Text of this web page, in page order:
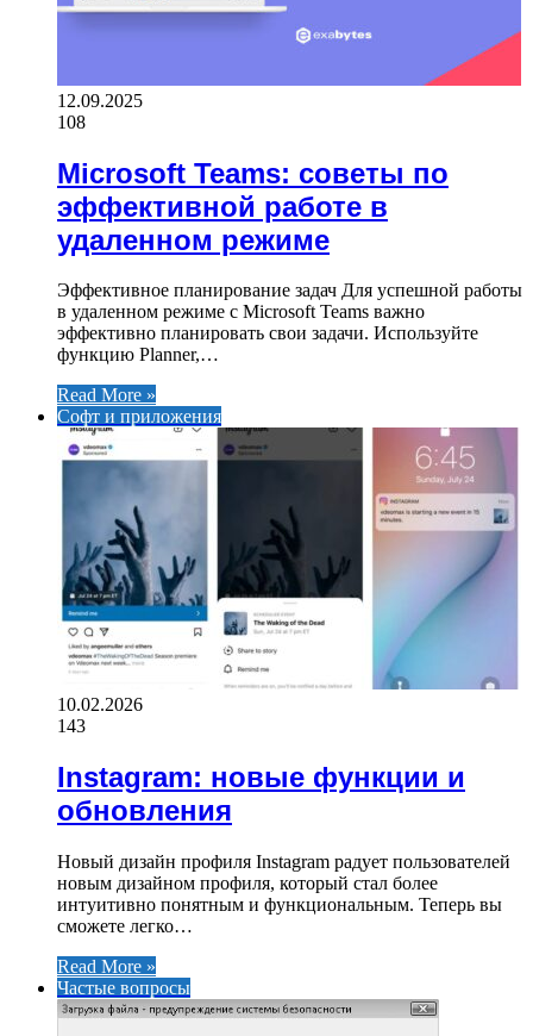
12.09.2025
108
Microsoft Teams: советы по
эффективной работе в
удаленном режиме
Эффективное планирование задач Для успешной работы
в удаленном режиме с Microsoft Teams важно
эффективно планировать свои задачи. Используйте
функцию Planner,…
Read More »
Софт и приложения
10.02.2026
143
Instagram: новые функции и
обновления
Новый дизайн профиля Instagram радует пользователей
новым дизайном профиля, который стал более
интуитивно понятным и функциональным. Теперь вы
сможете легко…
Read More »
Частые вопросы